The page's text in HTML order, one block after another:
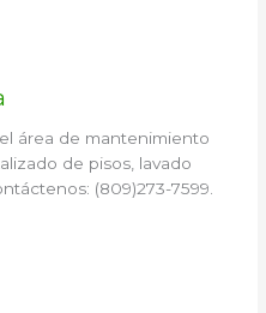
área de mantenimiento
de pisos, lavado
(809)273-7599.